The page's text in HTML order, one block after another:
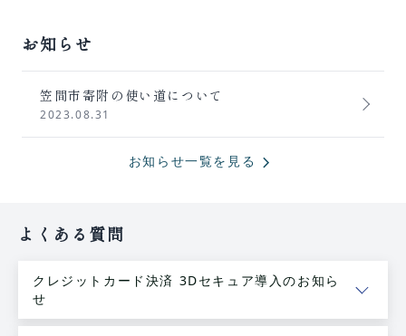
お知らせ
笠間市寄附の使い道について
2023.08.31
お知らせ一覧を見る chevron_forward
よくある質問
クレジットカード決済 3Dセキュア導入のお知ら
せ